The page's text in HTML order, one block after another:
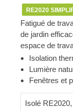
RE2020
Fatigué de
de jardin
espace de
productivité et
plusieurs
look
qui laissent
Isolation
Lumière
Fenêtres et
Isolé